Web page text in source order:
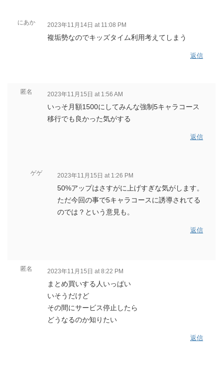
にあか 2023年11月14日 at 11:08 PM
複垢勢なのでキッズタイム利用考えてしまう
返信
匿名 2023年11月15日 at 1:56 AM
いっそ月額1500にしてみんな強制5キャラコース
移行でも良かった気がする
返信
ゲゲ 2023年11月15日 at 1:26 PM
50%アップはさすがに上げすぎな気がします。
ただ今回の事で5キャラコースに誘導されてる
のでは？という意見も。
返信
匿名 2023年11月15日 at 8:22 PM
まとめ買いする人いっぱい
いそうだけど
その間にサービス停止したら
どうなるのか知りたい
返信